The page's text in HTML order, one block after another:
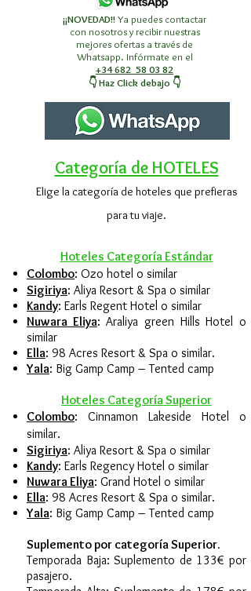
¡¡NOVEDAD!!Ya puedes contactar
con nosotros y recibir nuestras
mejores ofertas a través de
Whatsapp. Infórmate en el
+34 682 58 03 82
👇 Haz Click debajo 👇
Categoría de HOTELES
Elige la categoría de hoteles que prefieras
para tu viaje.
Hoteles Categoría Estándar
Colombo: Ozo hotel o similar
Sigiriya: Aliya Resort & Spa o similar
Kandy: Earls Regent Hotel o similar
Nuwara Eliya: Araliya green Hills Hotel o
similar
Ella: 98 Acres Resort & Spa o similar.
Yala: Big Gamp Camp – Tented camp
Hoteles CategoríaSuperior
Colombo: Cinnamon Lakeside Hotel o
similar.
Sigiriya: Aliya Resort & Spa o similar
Kandy: Earls Regency Hotel o similar
Nuwara Eliya: Grand Hotel o similar
Ella: 98 Acres Resort & Spa o similar.
Yala: Big Gamp Camp – Tented camp
Suplemento por categoría Superior.
Temporada Baja: Suplemento de 133€ por
pasajero.